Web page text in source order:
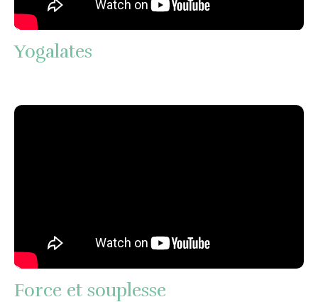
Yogalates
Force et souplesse